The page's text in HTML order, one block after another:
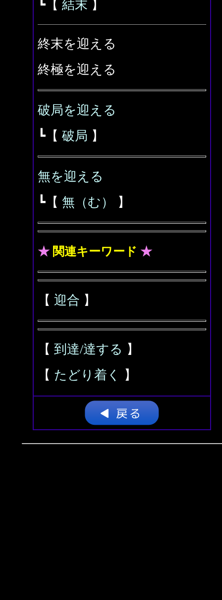
┗【 結末 】
終末を迎える
終極を迎える
破局を迎える
┗【 破局 】
無を迎える
┗【 無（む） 】
★ 関連キーワード ★
【 迎合 】
【 到達/達する 】
【 たどり着く 】